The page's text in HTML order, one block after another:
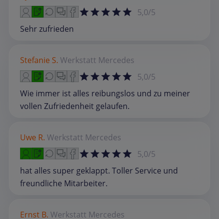
5,0/5
Sehr zufrieden
Stefanie S. Werkstatt Mercedes
5,0/5
Wie immer ist alles reibungslos und zu meiner
vollen Zufriedenheit gelaufen.
Uwe R. Werkstatt Mercedes
5,0/5
hat alles super geklappt. Toller Service und
freundliche Mitarbeiter.
Ernst B. Werkstatt Mercedes